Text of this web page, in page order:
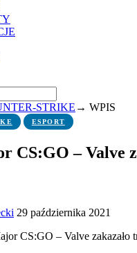
STRIKE → WPIS
ESPORT
CS:GO – Valve
29 października 2021